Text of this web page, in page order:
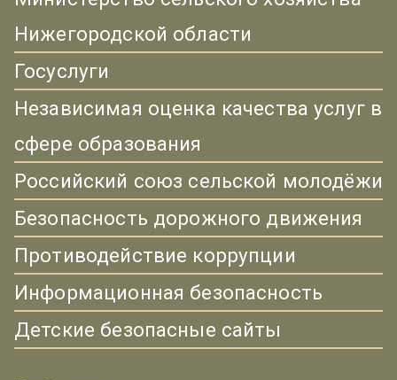
Нижегородской области
Госуслуги
Независимая оценка качества услуг в
сфере образования
Российский союз сельской молодёжи
Безопасность дорожного движения
Противодействие коррупции
Информационная безопасность
Детские безопасные сайты